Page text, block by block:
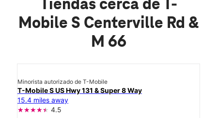
Tiendas cerca de T-
Mobile S Centerville Rd &
M 66
Minorista autorizado de T-Mobile
T-Mobile S US Hwy 131 & Super 8 Way
15.4 miles away
4.5